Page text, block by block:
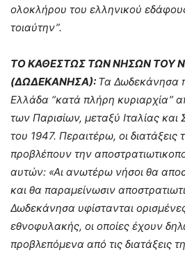
ολοκλήρου του ελληνικού
τοιαύτην”.
ΤΟ ΚΑΘΕΣΤΩΣ ΤΩΝ ΝΗΣΩΝ ΤΟΥ
(ΔΩΔΕΚΑΝΗΣΑ): Τα Δωδεκάνησα
Ελλάδα “κατά πλήρη κυριαρχία”
των Παρισίων, μεταξύ Ιταλίας
του 1947. Περαιτέρω, οι
προβλέπουν την
αυτών: «Αι ανωτέρω νήσοι θα
και θα παραμείνωσιν
Δωδεκάνησα υφίστανται
εθνοφυλακής, οι οποίες έχουν
προβλεπόμενα από τις διατάξεις